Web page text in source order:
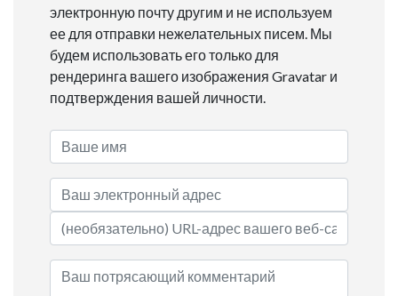
электронную почту другим и не используем
ее для отправки нежелательных писем. Мы
будем использовать его только для
рендеринга вашего изображения Gravatar и
подтверждения вашей личности.